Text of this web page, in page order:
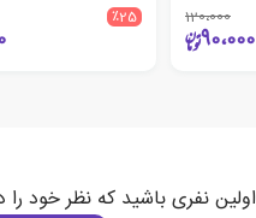
120،000
90،000
٪25
اولین نفری باشید که نظر خود